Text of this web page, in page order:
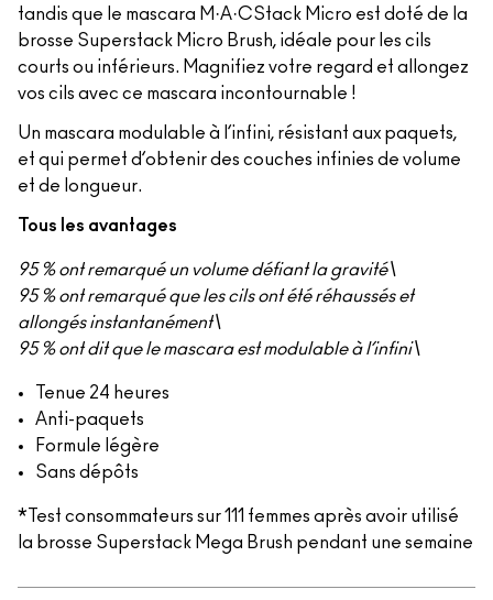
tandis que le mascara M·A·CStack Micro est doté de la
brosse Superstack Micro Brush, idéale pour les cils
courts ou inférieurs. Magnifiez votre regard et allongez
vos cils avec ce mascara incontournable !
Un mascara modulable à l’infini, résistant aux paquets,
et qui permet d’obtenir des couches infinies de volume
et de longueur.
Tous les avantages
95 % ont remarqué un volume défiant la gravité\
95 % ont remarqué que les cils ont été réhaussés et
allongés instantanément\
95 % ont dit que le mascara est modulable à l’infini\
Tenue 24 heures
Anti-paquets
Formule légère
Sans dépôts
*Test consommateurs sur 111 femmes après avoir utilisé
la brosse Superstack Mega Brush pendant une semaine